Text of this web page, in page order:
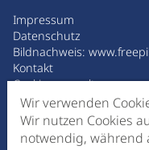
Impressum
Datenschutz
Bildnachweis:
Kontakt
Cookies verwalten
MESSE HANDFEST
02. Juli 2026 | 09.30 -
Wir verwenden
Wir nutzen Cookies
notwendig, während